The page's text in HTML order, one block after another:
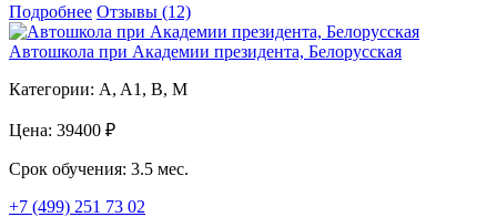
Подробнее Отзывы (12)
Автошкола при Академии президента, Белорусская
Категории: A, A1, B, M
Цена: 39400 ₽
Срок обучения: 3.5 мес.
+7 (499) 251 73 02